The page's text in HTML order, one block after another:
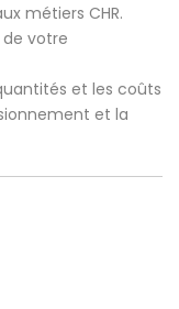
métiers CHR.
votre
et les coûts
et la